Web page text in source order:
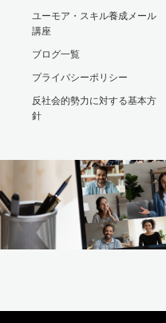
ユーモア・スキル養成メール
講座
ブログ一覧
プライバシーポリシー
反社会的勢力に対する基本方
針